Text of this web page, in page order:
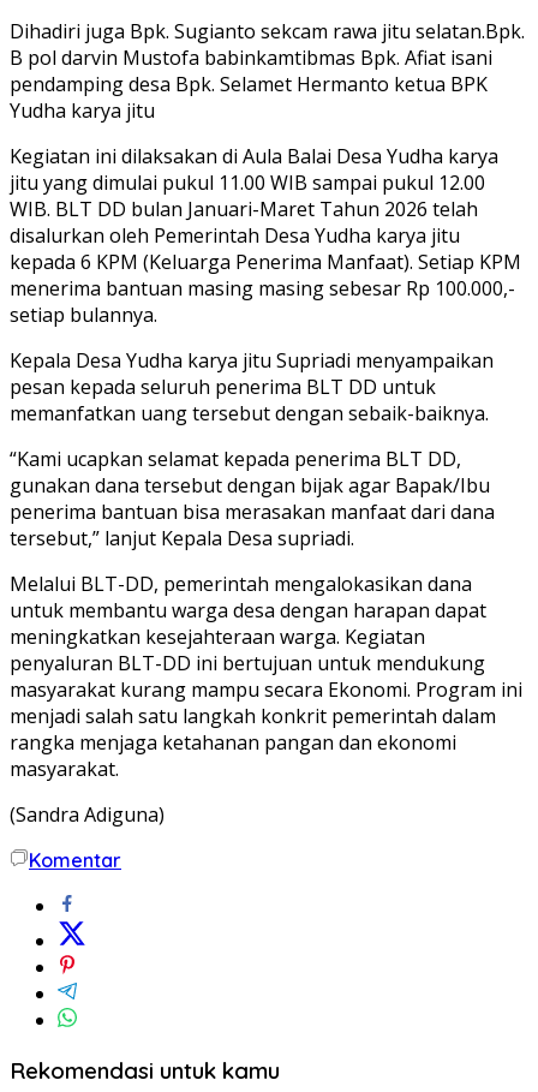
Dihadiri juga Bpk. Sugianto sekcam rawa jitu selatan.Bpk.
B pol darvin Mustofa babinkamtibmas Bpk. Afiat isani
pendamping desa Bpk. Selamet Hermanto ketua BPK
Yudha karya jitu
Kegiatan ini dilaksakan di Aula Balai Desa Yudha karya
jitu yang dimulai pukul 11.00 WIB sampai pukul 12.00
WIB. BLT DD bulan Januari-Maret Tahun 2026 telah
disalurkan oleh Pemerintah Desa Yudha karya jitu
kepada 6 KPM (Keluarga Penerima Manfaat). Setiap KPM
menerima bantuan masing masing sebesar Rp 100.000,-
setiap bulannya.
Kepala Desa Yudha karya jitu Supriadi menyampaikan
pesan kepada seluruh penerima BLT DD untuk
memanfatkan uang tersebut dengan sebaik-baiknya.
“Kami ucapkan selamat kepada penerima BLT DD,
gunakan dana tersebut dengan bijak agar Bapak/Ibu
penerima bantuan bisa merasakan manfaat dari dana
tersebut,” lanjut Kepala Desa supriadi.
Melalui BLT-DD, pemerintah mengalokasikan dana
untuk membantu warga desa dengan harapan dapat
meningkatkan kesejahteraan warga. Kegiatan
penyaluran BLT-DD ini bertujuan untuk mendukung
masyarakat kurang mampu secara Ekonomi. Program ini
menjadi salah satu langkah konkrit pemerintah dalam
rangka menjaga ketahanan pangan dan ekonomi
masyarakat.
(Sandra Adiguna)
Komentar
Rekomendasi untuk kamu